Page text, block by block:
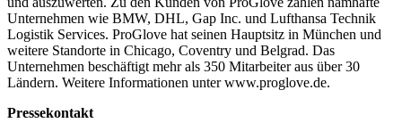
Unternehmen wie BMW, DHL, Gap Inc. und Lufthansa Technik
Logistik Services. ProGlove hat seinen Hauptsitz in München und
weitere Standorte in Chicago, Coventry und Belgrad. Das
Unternehmen beschäftigt mehr als 350 Mitarbeiter aus über 30
Ländern. Weitere Informationen unter www.proglove.de.
Pressekontakt